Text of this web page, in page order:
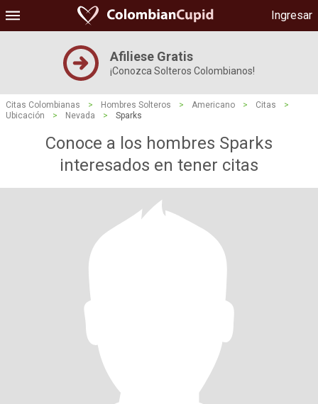
Ingresar
Afiliese Gratis
¡Conozca Solteros Colombianos!
Citas Colombianas > Hombres Solteros > Americano > Citas
>
Ubicación
> Nevada > Sparks
Conoce a los hombres Sparks
interesados ​​en tener citas